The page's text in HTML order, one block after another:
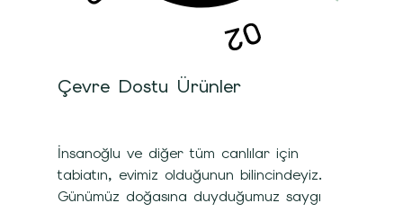
Çevre Dostu Ürünler
İnsanoğlu ve diğer tüm canlılar için
tabiatın, evimiz olduğunun bilincindeyiz.
Günümüz doğasına duyduğumuz saygı